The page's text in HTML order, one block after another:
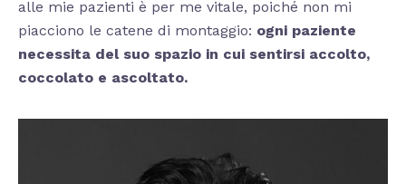
alle mie pazienti è per me vitale, poiché non mi
piacciono le catene di montaggio: ogni paziente
necessita del suo spazio in cui sentirsi accolto,
coccolato e ascoltato.